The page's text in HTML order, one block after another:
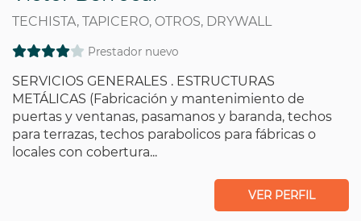
TECHISTA, TAPICERO, OTROS, DRYWALL
Prestador nuevo
SERVICIOS GENERALES . ESTRUCTURAS
METÁLICAS (Fabricación y mantenimiento de
puertas y ventanas, pasamanos y baranda, techos
para terrazas, techos parabolicos para fábricas o
locales con cobertura...
VER PERFIL